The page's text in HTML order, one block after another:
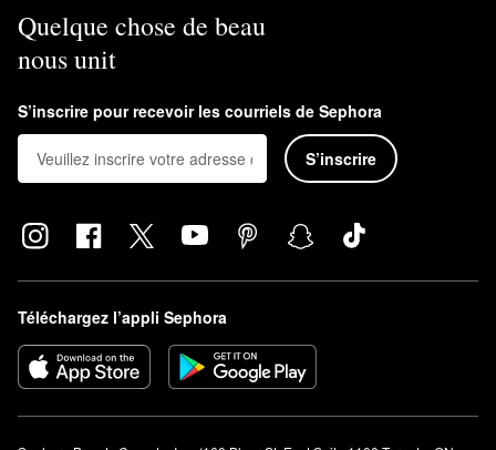
Quelque chose de beau
nous unit
S’inscrire pour recevoir les courriels de Sephora
S’inscrire
Téléchargez l’appli Sephora